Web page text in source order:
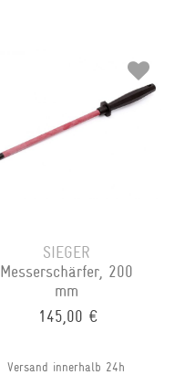
SIEGER
Messerschärfer, 200
mm
145,00 €
Versand innerhalb 24h